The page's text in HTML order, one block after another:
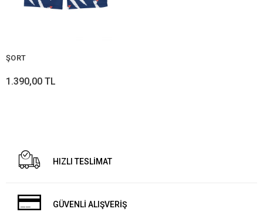
ŞORT
1.390,00 TL
HIZLI TESLİMAT
GÜVENLİ ALIŞVERİŞ